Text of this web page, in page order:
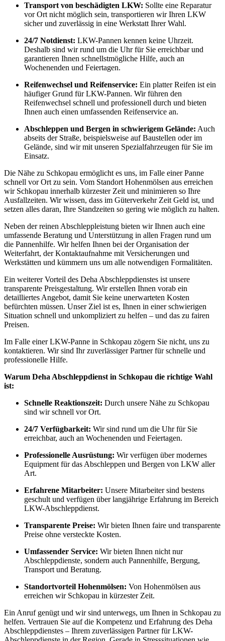
Transport von beschädigten LKW: Sollte eine Reparatur
vor Ort nicht möglich sein, transportieren wir Ihren LKW
sicher und zuverlässig in eine Werkstatt Ihrer Wahl.
24/7 Notdienst: LKW-Pannen kennen keine Uhrzeit.
Deshalb sind wir rund um die Uhr für Sie erreichbar und
garantieren Ihnen schnellstmögliche Hilfe, auch an
Wochenenden und Feiertagen.
Reifenwechsel und Reifenservice: Ein platter Reifen ist ein
häufiger Grund für LKW-Pannen. Wir führen den
Reifenwechsel schnell und professionell durch und bieten
Ihnen auch einen umfassenden Reifenservice an.
Abschleppen und Bergen in schwierigem Gelände: Auch
abseits der Straße, beispielsweise auf Baustellen oder im
Gelände, sind wir mit unseren Spezialfahrzeugen für Sie im
Einsatz.
Die Nähe zu Schkopau ermöglicht es uns, im Falle einer Panne
schnell vor Ort zu sein. Vom Standort Hohenmölsen aus erreichen
wir Schkopau innerhalb kürzester Zeit und minimieren so Ihre
Ausfallzeiten. Wir wissen, dass im Güterverkehr Zeit Geld ist, und
setzen alles daran, Ihre Standzeiten so gering wie möglich zu halten.
Neben der reinen Abschleppleistung bieten wir Ihnen auch eine
umfassende Beratung und Unterstützung in allen Fragen rund um
die Pannenhilfe. Wir helfen Ihnen bei der Organisation der
Weiterfahrt, der Kontaktaufnahme mit Versicherungen und
Werkstätten und kümmern uns um alle notwendigen Formalitäten.
Ein weiterer Vorteil des Deha Abschleppdienstes ist unsere
transparente Preisgestaltung. Wir erstellen Ihnen vorab ein
detailliertes Angebot, damit Sie keine unerwarteten Kosten
befürchten müssen. Unser Ziel ist es, Ihnen in einer schwierigen
Situation schnell und unkompliziert zu helfen – und das zu fairen
Preisen.
Im Falle einer LKW-Panne in Schkopau zögern Sie nicht, uns zu
kontaktieren. Wir sind Ihr zuverlässiger Partner für schnelle und
professionelle Hilfe.
Warum Deha Abschleppdienst in Schkopau die richtige Wahl
ist:
Schnelle Reaktionszeit: Durch unsere Nähe zu Schkopau
sind wir schnell vor Ort.
24/7 Verfügbarkeit: Wir sind rund um die Uhr für Sie
erreichbar, auch an Wochenenden und Feiertagen.
Professionelle Ausrüstung: Wir verfügen über modernes
Equipment für das Abschleppen und Bergen von LKW aller
Art.
Erfahrene Mitarbeiter: Unsere Mitarbeiter sind bestens
geschult und verfügen über langjährige Erfahrung im Bereich
LKW-Abschleppdienst.
Transparente Preise: Wir bieten Ihnen faire und transparente
Preise ohne versteckte Kosten.
Umfassender Service: Wir bieten Ihnen nicht nur
Abschleppdienste, sondern auch Pannenhilfe, Bergung,
Transport und Beratung.
Standortvorteil Hohenmölsen: Von Hohenmölsen aus
erreichen wir Schkopau in kürzester Zeit.
Ein Anruf genügt und wir sind unterwegs, um Ihnen in Schkopau zu
helfen. Vertrauen Sie auf die Kompetenz und Erfahrung des Deha
Abschleppdienstes – Ihrem zuverlässigen Partner für LKW-